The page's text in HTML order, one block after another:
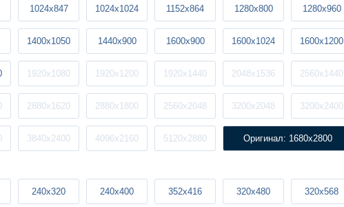
1024x847 1024x1024 1152x864 1280x800 1280x960
1400x1050 1440x900 1600x900 1600x1024 1600x1200
1920x1080 1920x1200 1920x1440 2048x1536 2560x1440
2880x1620 2880x1800 2560x2048 3200x2048 3200x2400
3840x2400 4096x2160 5120x2880 Оригинал: 1680x2800
240x320 240x400 352x416 320x480 320x568